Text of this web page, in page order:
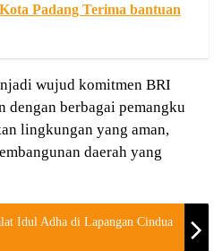
Padang Terima bantuan
wujud komitmen BRI
dengan berbagai pemangku
lingkungan yang aman,
daerah yang
Idul Adha di Lapangan Cindua